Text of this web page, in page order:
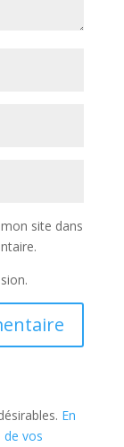
site dans
En
de vos